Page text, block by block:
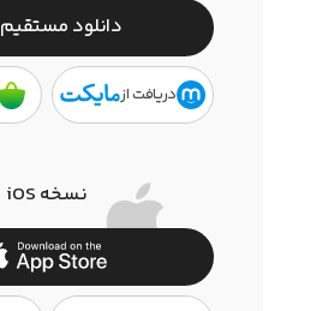
دانلود مستقیم
دریافت از
نسخه iOS